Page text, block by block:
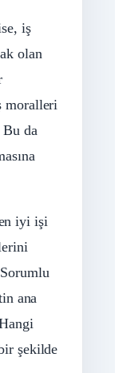
iş
olan
moralleri
Bu da
iyi işi
ana
şekilde